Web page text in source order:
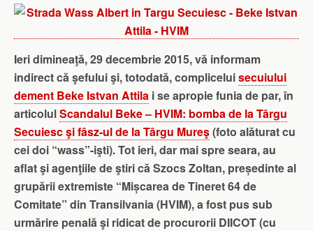
Ieri dimineaţă, 29 decembrie 2015, vă informam
indirect că şefului şi, totodată, compliceluisecuiului
dement Beke Istvan Attila i se apropie funia de par, în
articolulScandalul Beke – HVIM: bomba de la Târgu
Secuiesc şi fâsz-ul de la Târgu Mureş(foto alăturat cu
cei doi “wass”-işti). Tot ieri, dar mai spre seara, au
aflat şi agenţiile de ştiri că Szocs Zoltan, președinte al
grupării extremiste “Mișcarea de Tineret 64 de
Comitate” din Transilvania (HVIM), a fost pus sub
urmărire penală şi ridicat de procurorii DIICOT (cu